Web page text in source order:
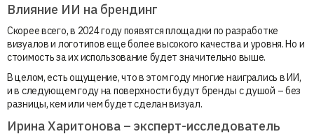
Влияние ИИ на брендинг
Скорее всего, в 2024 году появятся площадки по разработке
визуалов и логотипов еще более высокого качества и уровня. Но и
стоимость за их использование будет значительно выше.
В целом, есть ощущение, что в этом году многие наигрались в ИИ,
и в следующем году на поверхности будут бренды с душой – без
разницы, кем или чем будет сделан визуал.
Ирина Харитонова – эксперт-исследователь